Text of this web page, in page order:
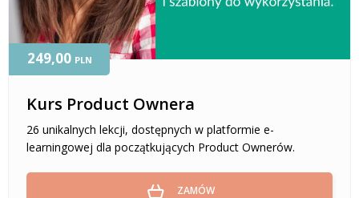
Kurs Product Ownera
26 unikalnych lekcji, dostępnych w platformie e-
learningowej dla początkujących Product Ownerów.
249,00 PLN
ZAMÓW